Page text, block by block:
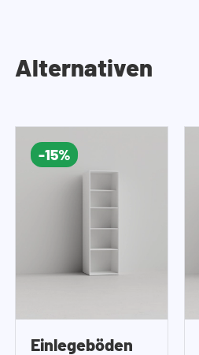
Alternativen
-15%
Einlegeböden